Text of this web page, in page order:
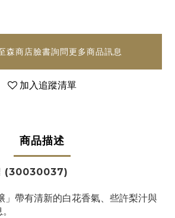
森商店臉書詢問更多商品訊息
加入追蹤清單
商品描述
(30030037)
」帶有清新的白花香氣、些許梨汁與